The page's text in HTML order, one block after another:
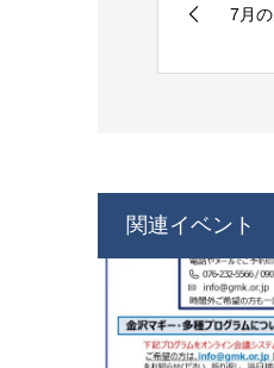
7月
関連イベント